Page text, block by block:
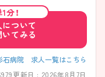
せ。
分！
ついて
てみる
病院 求人一覧はこちら
更新日 : 2026年8月7日